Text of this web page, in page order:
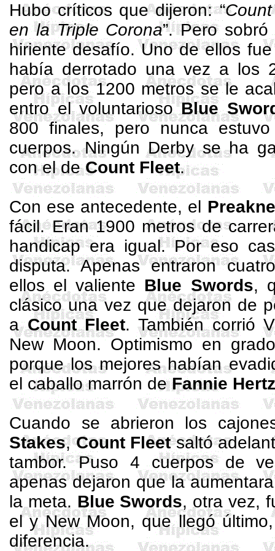
Hubo críticos que dijeron: “Count
enla Triple Corona”. Pero
hiriente desafío. Uno de ellos
había derrotado una vez a los
pero a los1200 metrosse le
entro el voluntariosoBlue
800 finales, pero nunca
cuerpos. Ningún Derby se ha
con el deCount Fleet.
Con ese antecedente, el
fácil. Eran1900 metrosde
handicapera igual. Por eso
disputa. Apenas entraron
ellos el valiente Blue Swords,
clásico una vez que dejaron de
aCount Fleet. También corrió
New Moon. Optimismo en
porque los mejores habían
el caballo marrón deFannie
Cuando se abrieron los
Stakes,Count Fleetsaltó
tambor. Puso 4 cuerpos de
apenas dejaron que la
la meta. Blue Swords, otra vez,
el yNew Moon, que llegó
diferencia.